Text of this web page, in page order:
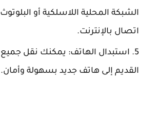
الشبكة المحلية اللاسلكية أو
اتصال بالإنترنت.
استبدال الهاتف: يمكنك نقل
القديم إلى هاتف جديد بسهولة وأمان.